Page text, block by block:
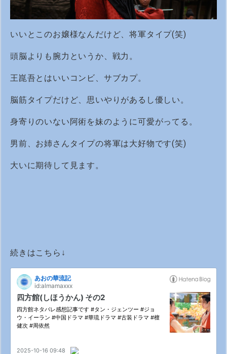
いいとこのお嬢様なんだけど、将軍タイプ(笑)
頭脳よりも腕力というか、戦力。
王崑吾とはいいコンビ、サブカプ。
脳筋タイプだけど、思いやりがあるし優しい。
身寄りのいない阿術を妹のように可愛がってる。
男前、お姉さんタイプの将軍は大好物です(笑)
大いに期待して見ます。
続きはこちら↓